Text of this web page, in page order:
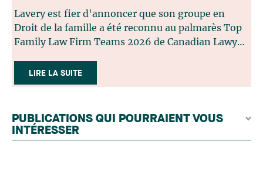
Lavery est fier d'annoncer que son groupe en
Droit de la famille a été reconnu au palmarès Top
Family Law Firm Teams 2026 de Canadian Lawyer.
sélection rigoureux, fondé sur des nominations
issues du lectorat, d'associations juridiques et de
par un jury indépendant composé de praticiens
chevronnés en droit de la famille provenant de
l'ensemble du Canada. Cette distinction
LIRE LA SUITE
PUBLICATIONS QUI POURRAIENT VOUS
INTÉRESSER